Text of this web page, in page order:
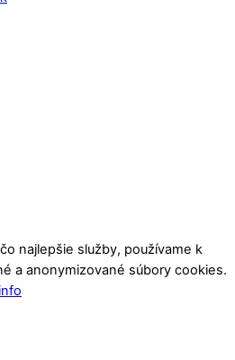
najlepšie služby, používame k
a anonymizované súbory cookies.